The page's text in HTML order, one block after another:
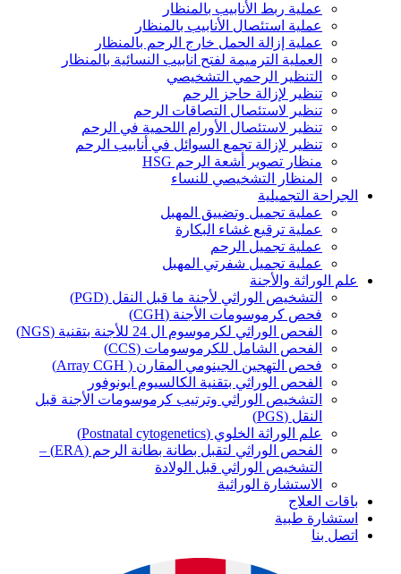
عملية ربط الأنابيب بالمنظار
عملية استئصال الأنابيب بالمنظار
عملية إزالة الحمل خارج الرحم بالمنظار
العملية الترميمة لفتح انابيب النسائية بالمنظار
التنظير الرحمي التشخيصي
تنظير لإزالة حاجز الرحم
تنظير لاستئصال التصاقات الرحم
تنظير لاستئصال الأورام اللحمية في الرحم
تنظير لإزالة تجمع السوائل في أنابيب الرحم
منظار تصوير أشعة الرحم HSG
المنظار التشخيصي للنساء
الجراحة التجميلية
عملية تجميل وتضييق المهبل
عملية ترقيع غشاء البكارة
عملية تجميل الرحم
عملية تجميل شفرتي المهبل
علم الوراثة والأجنة
التشخيص الوراثي لأجنة ما قبل النقل (PGD)
فحص كرموسومات الأجنة (CGH)
الفحص الوراثي لكرموسوم ال 24 للأجنة بتقنية (NGS)
الفحص الشامل للكرموسومات (CCS)
فحص التهجين الجينومي المقارن ( Array CGH)
الفحص الوراثي بتقنية الكالسيوم ايونوفور
التشخيص الوراثي وترتيب كرموسومات الأجنة قبل
النقل (PGS)
علم الوراثة الخلوي (Postnatal cytogenetics)
الفحص الوراثي لتقبل بطانة بطانة الرحم (ERA) –
التشخيص الوراثي قبل الولادة
الاستشارة الوراثية
باقات العلاج
استشارة طبية
اتصل بنا